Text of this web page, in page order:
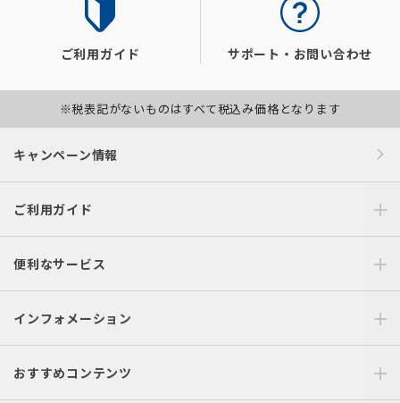
ご利用ガイド サポート・お問い合わせ
※税表記がないものはすべて税込み価格となります
キャンペーン情報
ご利用ガイド
便利なサービス
インフォメーション
おすすめコンテンツ